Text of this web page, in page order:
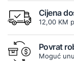
Cijena
12,00 KM
Povrat
Moguć